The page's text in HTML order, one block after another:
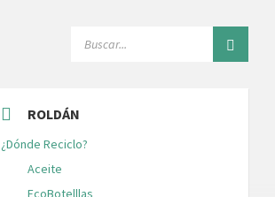
ROLDÁN
¿Dónde Reciclo?
Aceite
EcoBotelllas